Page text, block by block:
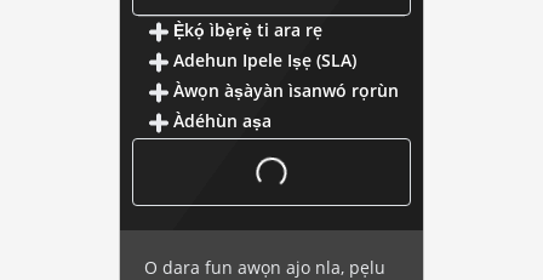
Ẹ̀kọ́ ìbẹ̀rẹ̀ ti ara rẹ
Adehun Ipele Iṣẹ (SLA)
Àwọn àṣàyàn ìsanwó rọrùn
Àdéhùn aṣa
O dara fun awọn ajo nla, pẹlu